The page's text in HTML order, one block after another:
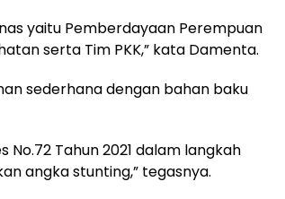
yaitu Pemberdayaan Perempuan
serta Tim PKK,” kata Damenta.
sederhana dengan bahan baku
Tahun 2021 dalam langkah
angka stunting,” tegasnya.